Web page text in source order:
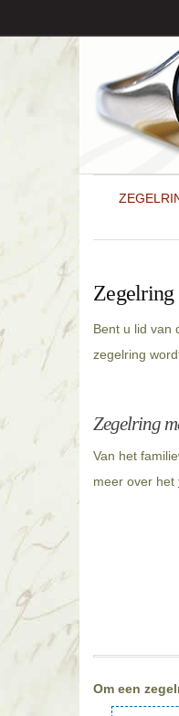
Bent u lid van
zegelring
Zegelring
Van het
meer over het
Om een